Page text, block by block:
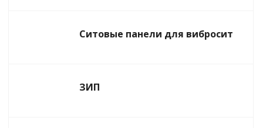
Ситовые панели для вибросит
ЗИП